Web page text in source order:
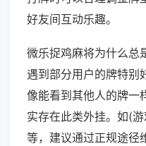
好友间互动乐趣。
微乐捉鸡麻将为什么总
遇到部分用户的牌特别
像能看到其他人的牌一
实存在此类外挂。如(
等，建议通过正规途径